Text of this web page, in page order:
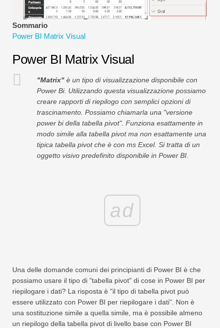
Tutorial sulla modellazione finanziaria
Modulo completo
Sommario
Power BI Matrix Visual
Power BI Matrix Visual
"Matrix" è un tipo di visualizzazione disponibile con
Power Bi. Utilizzando questa visualizzazione possiamo
creare rapporti di riepilogo con semplici opzioni di
trascinamento. Possiamo chiamarla una "versione
power bi della tabella pivot". Funziona esattamente in
modo simile alla tabella pivot ma non esattamente una
tipica tabella pivot che è con ms Excel. Si tratta di un
oggetto visivo predefinito disponibile in Power BI.
ad
Una delle domande comuni dei principianti di Power BI è che
possiamo usare il tipo di "tabella pivot" di cose in Power BI per
riepilogare i dati? La risposta è "il tipo di tabella pivot può
essere utilizzato con Power BI per riepilogare i dati". Non è
una sostituzione simile a quella simile, ma è possibile almeno
un riepilogo della tabella pivot di livello base con Power BI